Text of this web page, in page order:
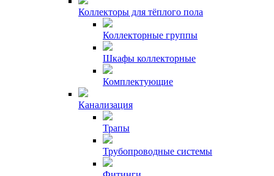
Коллекторы для тёплого пола
Коллекторные группы
Шкафы коллекторные
Комплектующие
Канализация
Трапы
Трубопроводные системы